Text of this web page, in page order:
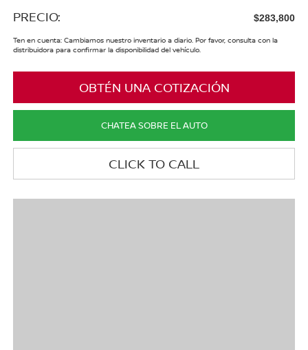
PRECIO: $283,800
Ten en cuenta: Cambiamos nuestro inventario a diario. Por favor, consulta con la
distribuidora para confirmar la disponibilidad del vehículo.
OBTÉN UNA COTIZACIÓN
CHATEA SOBRE EL AUTO
CLICK TO CALL